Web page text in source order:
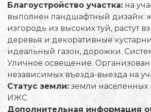
Благоустройство участка: на
выполнен ландшафтный дизайн:
изгородь из высоких туй, растут
деревья и декоративные
идеальный газон, дорожки.
Уличное освещение.
независимых въезда-выезда на
Статус земли:земли населенных
ИЖС
Дополнительная информация